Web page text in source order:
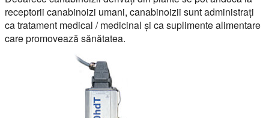
receptorii canabinoizi umani, canabinoizii sunt administrați
ca tratament medical / medicinal și ca suplimente alimentare
care promovează sănătatea.